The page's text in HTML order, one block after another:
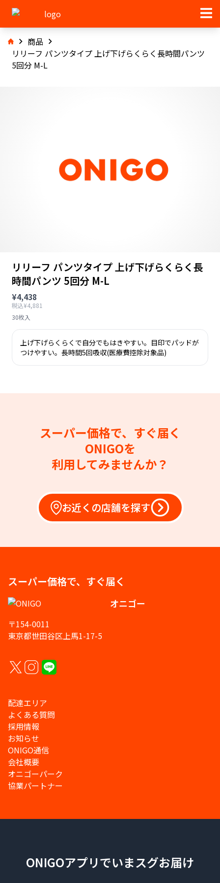
商品
リリーフ パンツタイプ 上げ下げらくらく長時間パンツ
5回分 M-L
リリーフ パンツタイプ 上げ下げらくらく長
時間パンツ 5回分 M-L
¥4,438
税込¥4,881
30枚入
上げ下げらくらくで自分でもはきやすい。目印でパッドが
つけやすい。長時間5回吸収(医療費控除対象品)
スーパー価格で、すぐ届く
ONIGOを
利用してみませんか？
お近くの店舗を探す
スーパー価格で、すぐ届く
オニゴー
〒154-0011
東京都世田谷区上馬1-17-5
配達エリア
よくある質問
採用情報
お知らせ
ONIGO通信
会社概要
オニゴーパーク
協業パートナー
ONIGOアプリでいまスグお届け